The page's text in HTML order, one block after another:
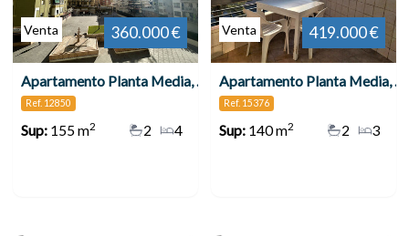
Venta 360.000 €
Apartamento Planta Media, Torremolinos Centro
Ref. 12850
Sup:155 m2 4
2
Venta 419.000 €
Apartamento Planta Media, Torremolinos
Ref. 15376
Sup:140 m2 3
2